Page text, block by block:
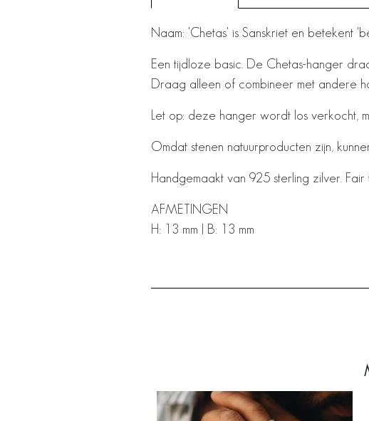
Naam: 'Chetas' is Sanskriet en betekent
Een tijdloze basic. De Chetas-hanger
Draag alleen of combineer met andere
Let op: deze hanger wordt los verkocht,
Omdat stenen natuurproducten zijn,
Handgemaakt van 925 sterling zilver.
AFMETINGEN
H: 13 mm | B: 13 mm